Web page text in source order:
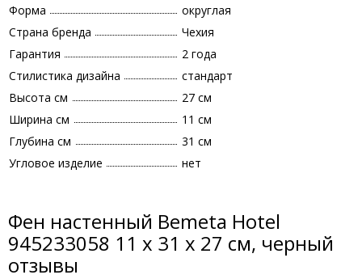
Форма
округлая
Страна бренда
Чехия
Гарантия
2 года
Стилистика дизайна
стандарт
Высота см
27 см
Ширина см
11 см
Глубина см
31 см
Угловое изделие
нет
Фен настенный Bemeta Hotel
945233058 11 x 31 x 27 см, черный
отзывы